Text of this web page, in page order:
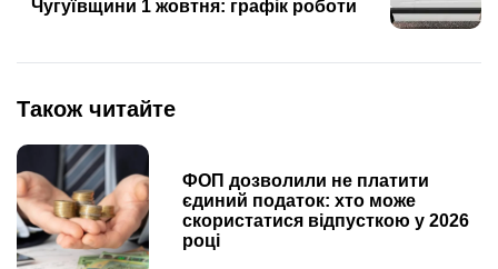
Чугуївщини 1 жовтня: графік роботи
Також читайте
ФОП дозволили не платити
єдиний податок: хто може
скористатися відпусткою у 2026
році